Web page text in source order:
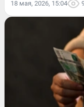
18 мая, 2026, 15:04